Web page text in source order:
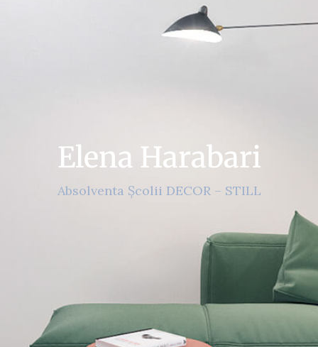
Elena Harabari
Absolventa Școlii DECOR – STILL